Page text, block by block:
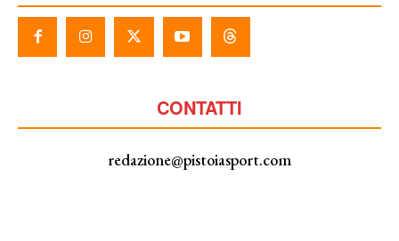
CONTATTI
redazione@pistoiasport.com